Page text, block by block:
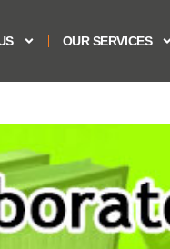
OUR SERVICES